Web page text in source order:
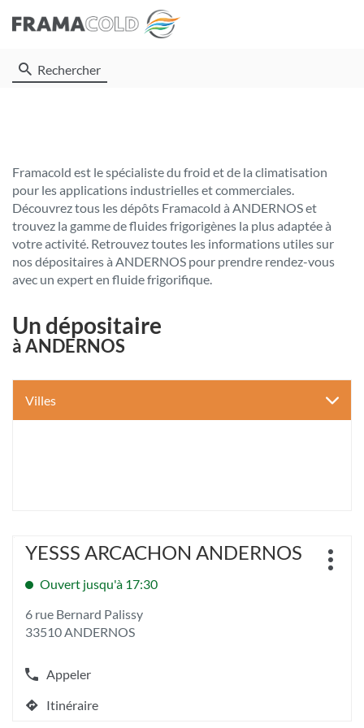
Rechercher
Framacold est le spécialiste du froid et de la climatisation
pour les applications industrielles et commerciales.
Découvrez tous les dépôts Framacold à ANDERNOS et
trouvez la gamme de fluides frigorigènes la plus adaptée à
votre activité. Retrouvez toutes les informations utiles sur
nos dépositaires à ANDERNOS pour prendre rendez-vous
avec un expert en fluide frigorifique.
Un dépositaire
à ANDERNOS
Villes
Appuyer
touche
pour
obtenir
plus
amples
informations
[ECHAP
Point
vente
YESSS ARCACHON ANDERNOS
Ouvert jusqu'à 17:30
6 rue Bernard Palissy
33510 ANDERNOS
Appeler
Afficher
le
numéroItinéraire
jusqu'au
Plus